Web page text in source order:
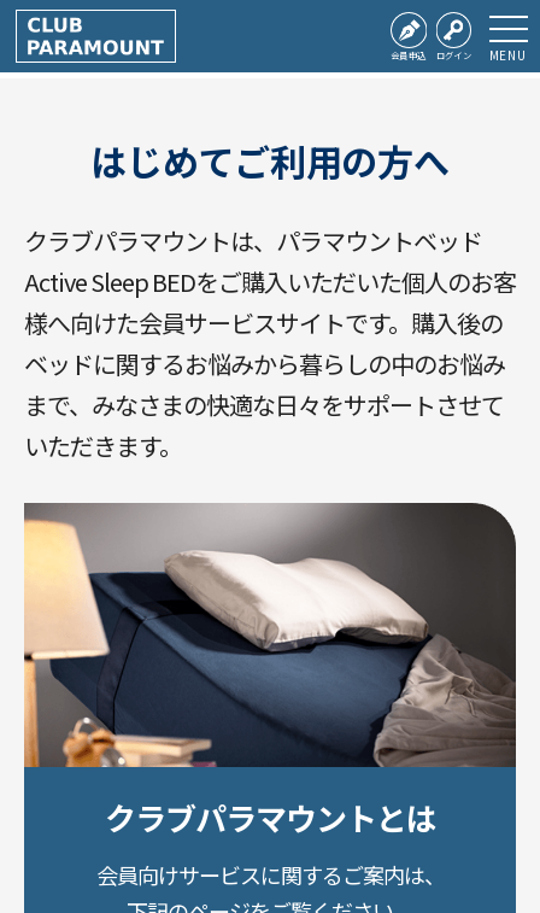
MENU
会員申込 ログイン
はじめてご利用の方へ
クラブパラマウントは、パラマウントベッド
Active Sleep BEDをご購入いただいた個人のお客
様へ向けた会員サービスサイトです。購入後の
ベッドに関するお悩みから暮らしの中のお悩み
まで、みなさまの快適な日々をサポートさせて
いただきます。
クラブパラマウントとは
会員向けサービスに関するご案内は、